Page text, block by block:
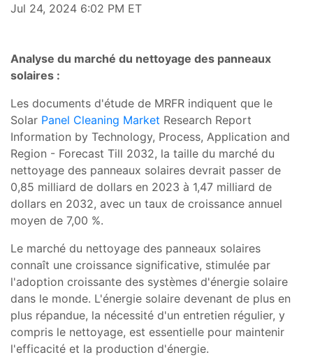
Jul 24, 2024 6:02 PM ET
Analyse du marché du nettoyage des panneaux
solaires :
Les documents d'étude de MRFR indiquent que le
Solar Panel Cleaning Market Research Report
Information by Technology, Process, Application and
Region - Forecast Till 2032, la taille du marché du
nettoyage des panneaux solaires devrait passer de
0,85 milliard de dollars en 2023 à 1,47 milliard de
dollars en 2032, avec un taux de croissance annuel
moyen de 7,00 %.
Le marché du nettoyage des panneaux solaires
connaît une croissance significative, stimulée par
l'adoption croissante des systèmes d'énergie solaire
dans le monde. L'énergie solaire devenant de plus en
plus répandue, la nécessité d'un entretien régulier, y
compris le nettoyage, est essentielle pour maintenir
l'efficacité et la production d'énergie.